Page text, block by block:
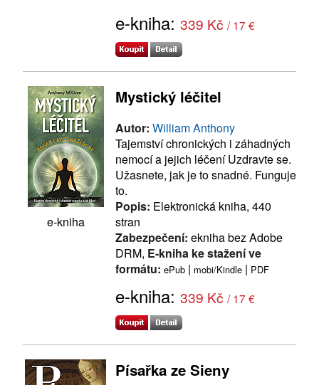
e-kniha: 339 Kč / 17 €
e-kniha
Mystický léčitel
Autor: William Anthony
Tajemství chronických i záhadných
nemocí a jejich léčení Uzdravte se.
Užasnete, jak je to snadné. Funguje
to.
Popis: Elektronická kniha, 440
stran
Zabezpečení: ekniha bez Adobe
DRM, E-kniha ke stažení ve
formátu: ePub | mobi/Kindle | PDF
e-kniha: 339 Kč / 17 €
Písařka ze Sieny